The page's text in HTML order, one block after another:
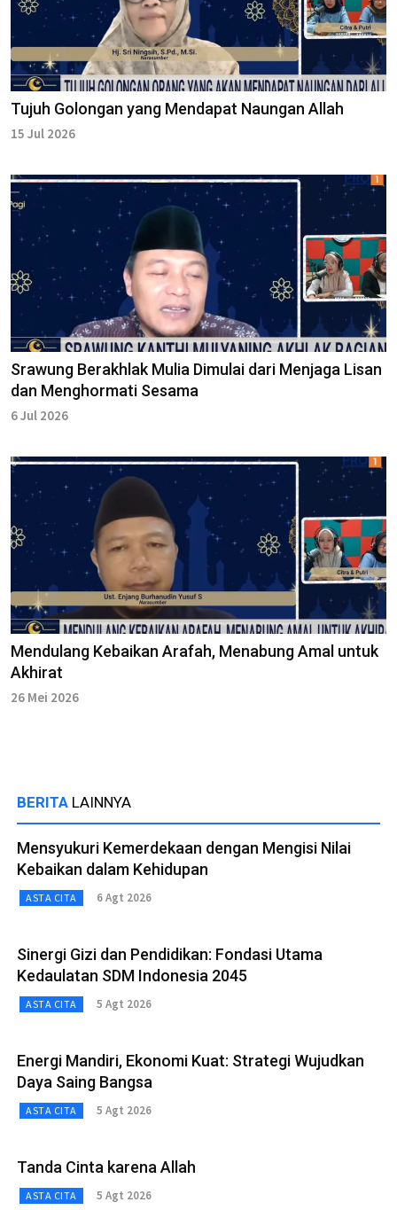
Tujuh Golongan yang Mendapat Naungan Allah
15 Jul 2026
Srawung Berakhlak Mulia Dimulai dari Menjaga Lisan
dan Menghormati Sesama
6 Jul 2026
Mendulang Kebaikan Arafah, Menabung Amal untuk
Akhirat
26 Mei 2026
BERITA LAINNYA
Mensyukuri Kemerdekaan dengan Mengisi Nilai
Kebaikan dalam Kehidupan
ASTA CITA 6 Agt 2026
Sinergi Gizi dan Pendidikan: Fondasi Utama
Kedaulatan SDM Indonesia 2045
ASTA CITA 5 Agt 2026
Energi Mandiri, Ekonomi Kuat: Strategi Wujudkan
Daya Saing Bangsa
ASTA CITA 5 Agt 2026
Tanda Cinta karena Allah
ASTA CITA 5 Agt 2026